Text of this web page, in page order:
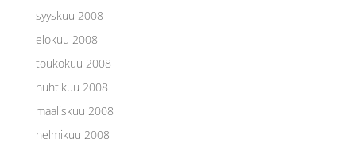
syyskuu 2008
elokuu 2008
toukokuu 2008
huhtikuu 2008
maaliskuu 2008
helmikuu 2008